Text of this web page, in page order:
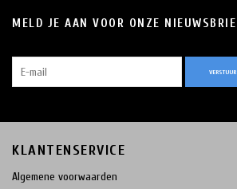
MELD JE AAN VOOR ONZE
VERSTUUR
KLANTENSERVICE
Algemene voorwaarden